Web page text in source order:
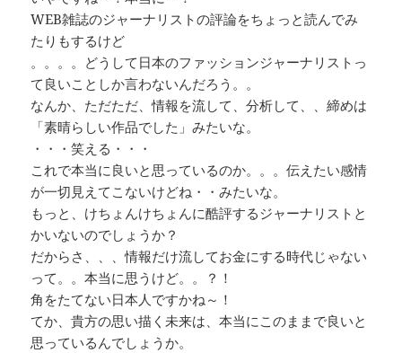
WEB雑誌のジャーナリストの評論をちょっと読んでみ
たりもするけど
。。。。どうして日本のファッションジャーナリストっ
て良いことしか言わないんだろう。。
なんか、ただただ、情報を流して、分析して、、締めは
「素晴らしい作品でした」みたいな。
・・・笑える・・・
これで本当に良いと思っているのか。。。伝えたい感情
が一切見えてこないけどね・・みたいな。
もっと、けちょんけちょんに酷評するジャーナリストと
かいないのでしょうか？
だからさ、、、情報だけ流してお金にする時代じゃない
って。。本当に思うけど。。？！
角をたてない日本人ですかね～！
てか、貴方の思い描く未来は、本当にこのままで良いと
思っているんでしょうか。